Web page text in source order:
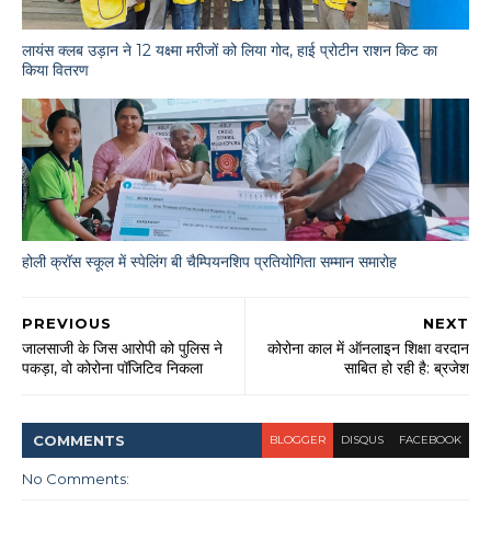
लायंस क्लब उड़ान ने 12 यक्ष्मा मरीजों को लिया गोद, हाई प्रोटीन राशन किट का
किया वितरण
होली क्रॉस स्कूल में स्पेलिंग बी चैम्पियनशिप प्रतियोगिता सम्मान समारोह
NEXT
कोरोना काल में ऑनलाइन शिक्षा वरदान
साबित हो रही है: ब्रजेश
PREVIOUS
जालसाजी के जिस आरोपी को पुलिस ने
पकड़ा, वो कोरोना पॉजिटिव निकला
COMMENTS BLOGGER DISQUS FACEBOOK
No Comments: